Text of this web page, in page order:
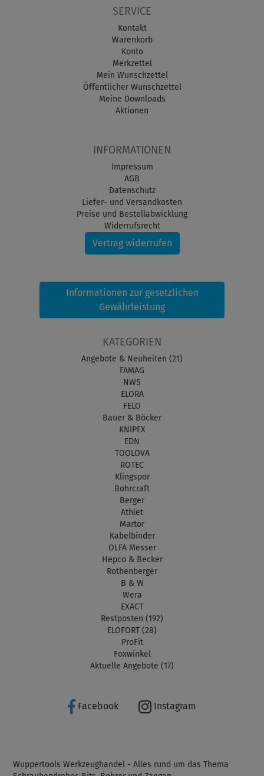
SERVICE
Kontakt
Warenkorb
Konto
Merkzettel
Mein Wunschzettel
Öffentlicher Wunschzettel
Meine Downloads
Aktionen
INFORMATIONEN
Impressum
AGB
Datenschutz
Liefer- und Versandkosten
Preise und Bestellabwicklung
Widerrufsrecht
Vertrag widerrufen
Informationen zur gesetzlichen
Gewährleistung
KATEGORIEN
Angebote & Neuheiten (21)
FAMAG
NWS
ELORA
FELO
Bauer & Böcker
KNIPEX
EDN
TOOLOVA
ROTEC
Klingspor
Bohrcraft
Berger
Athlet
Martor
Kabelbinder
OLFA Messer
Hepco & Becker
Rothenberger
B & W
Wera
EXACT
Restposten (192)
ELOFORT (28)
ProFit
Foxwinkel
Aktuelle Angebote (17)
Facebook Instagram
Wuppertools Werkzeughandel - Alles rund um das Thema